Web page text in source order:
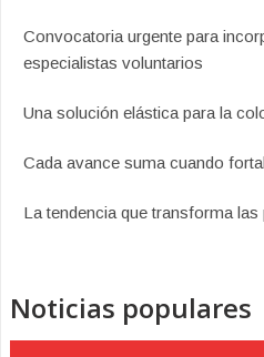
Convocatoria urgente para
especialistas voluntarios
Una solución elástica para la
Cada avance suma cuando
La tendencia que transforma
Noticias populares